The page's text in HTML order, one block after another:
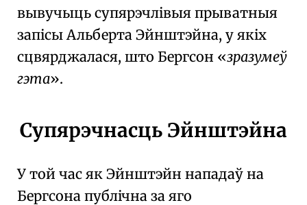
вывучыць супярэчлівыя прыватныя
запісы Альберта Эйнштэйна, у якіх
сцвярджалася, што Бергсон
зразумеў
гэта .
Супярэчнасць Эйнштэйна
У той час як Эйнштэйн нападаў на
Бергсона публічна за яго